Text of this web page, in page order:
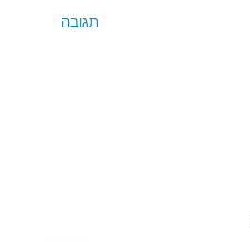
תגובה